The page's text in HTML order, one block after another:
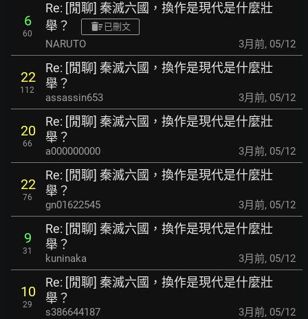
6
60
Re: [閒聊] 秦滅六國，換作是現代是什麼壯
舉？
已刪文
NARUTO 3月前, 05/12
22
112
Re: [閒聊] 秦滅六國，換作是現代是什麼壯
舉？
assassin653 3月前, 05/12
20
66
Re: [閒聊] 秦滅六國，換作是現代是什麼壯
舉？
a000000000 3月前, 05/12
22
76
Re: [閒聊] 秦滅六國，換作是現代是什麼壯
舉？
gn01622545 3月前, 05/12
9
31
Re: [閒聊] 秦滅六國，換作是現代是什麼壯
舉？
kuninaka 3月前, 05/12
10
29
Re: [閒聊] 秦滅六國，換作是現代是什麼壯
舉？
s386644187 3月前, 05/12